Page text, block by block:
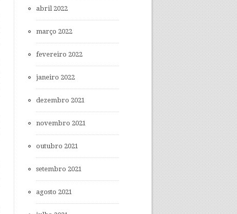
abril 2022
março 2022
fevereiro 2022
janeiro 2022
dezembro 2021
novembro 2021
outubro 2021
setembro 2021
agosto 2021